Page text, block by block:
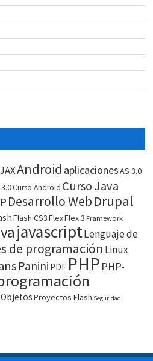
Android aplicacionesAS 3.0
Curso Android Curso Java
Desarrollo WebDrupal
Flash CS3FlexFlex 3 Framework
javascriptLenguaje de
de programación Linux
Panini PDF PHP PHP-
Proyectos Flash Seguridad